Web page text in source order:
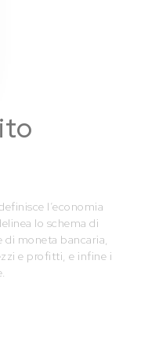
l’economia
lo schema di
di moneta bancaria,
e profitti, e infine i